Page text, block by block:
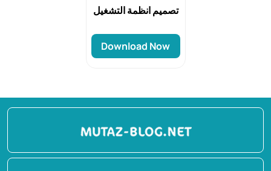
تصميم انظمة التشغيل
Download Now